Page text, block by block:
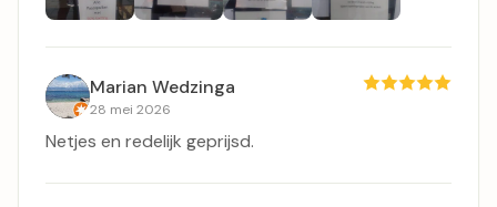
Marian Wedzinga
28 mei 2026
Netjes en redelijk geprijsd.